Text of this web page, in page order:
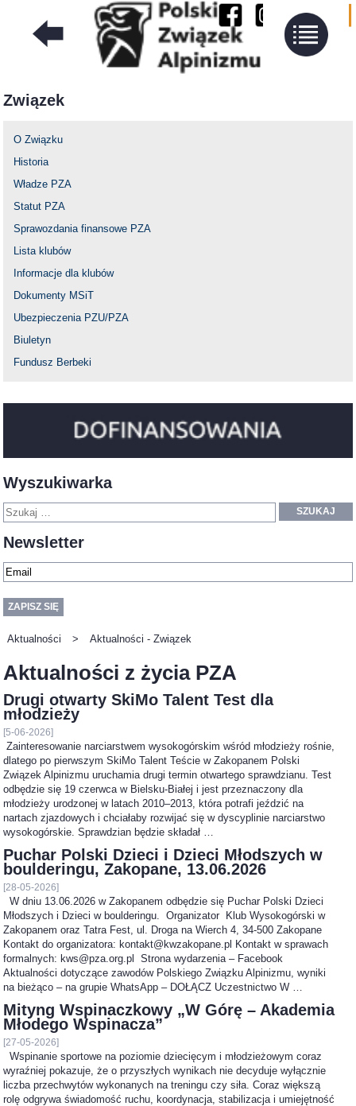
Związek
O Związku
Historia
Władze PZA
Statut PZA
Sprawozdania finansowe PZA
Lista klubów
Informacje dla klubów
Dokumenty MSiT
Ubezpieczenia PZU/PZA
Biuletyn
Fundusz Berbeki
Wyszukiwarka
SZUKAJ
Newsletter
Aktualności > Aktualności - Związek
Aktualności z życia PZA
Drugi otwarty SkiMo Talent Test dla
młodzieży
[5-06-2026]
Zainteresowanie narciarstwem wysokogórskim wśród młodzieży rośnie,
dlatego po pierwszym SkiMo Talent Teście w Zakopanem Polski
Związek Alpinizmu uruchamia drugi termin otwartego sprawdzianu. Test
odbędzie się 19 czerwca w Bielsku-Białej i jest przeznaczony dla
młodzieży urodzonej w latach 2010–2013, która potrafi jeździć na
nartach zjazdowych i chciałaby rozwijać się w dyscyplinie narciarstwo
wysokogórskie. Sprawdzian będzie składał …
Puchar Polski Dzieci i Dzieci Młodszych w
boulderingu, Zakopane, 13.06.2026
[28-05-2026]
W dniu 13.06.2026 w Zakopanem odbędzie się Puchar Polski Dzieci
Młodszych i Dzieci w boulderingu. Organizator Klub Wysokogórski w
Zakopanem oraz Tatra Fest, ul. Droga na Wierch 4, 34-500 Zakopane
Kontakt do organizatora: kontakt@kwzakopane.pl Kontakt w sprawach
formalnych: kws@pza.org.pl Strona wydarzenia – Facebook
Aktualności dotyczące zawodów Polskiego Związku Alpinizmu, wyniki
na bieżąco – na grupie WhatsApp – DOŁĄCZ Uczestnictwo W …
Mityng Wspinaczkowy „W Górę – Akademia
Młodego Wspinacza”
[27-05-2026]
Wspinanie sportowe na poziomie dziecięcym i młodzieżowym coraz
wyraźniej pokazuje, że o przyszłych wynikach nie decyduje wyłącznie
liczba przechwytów wykonanych na treningu czy siła. Coraz większą
rolę odgrywa świadomość ruchu, koordynacja, stabilizacja i umiejętność